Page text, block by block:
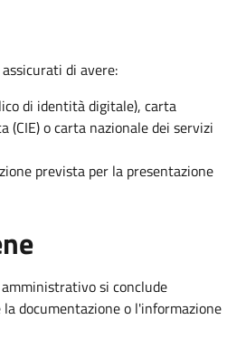
di avere:
di identità digitale), carta
(CIE) o carta nazionale dei servizi
prevista per la presentazione
si conclude
documentazione o l'informazione